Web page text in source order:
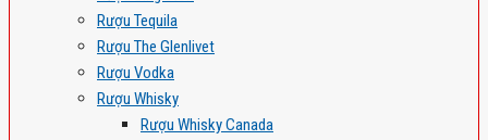
Rượu Tequila
Rượu The Glenlivet
Rượu Vodka
Rượu Whisky
Rượu Whisky Canada